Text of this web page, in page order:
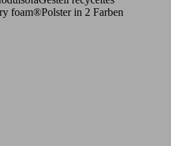
foam®Polster in 2 Farben